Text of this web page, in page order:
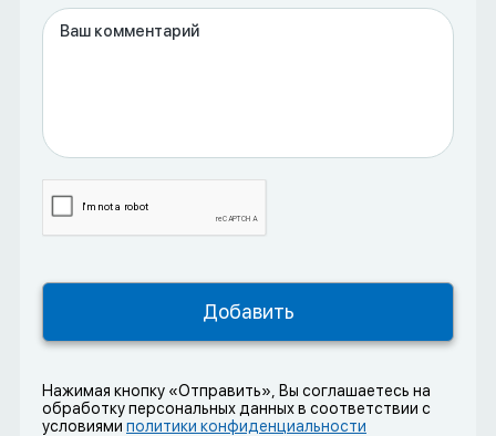
Нажимая кнопку «Отправить», Вы соглашаетесь на
обработку персональных данных в соответствии с
условиями политики конфиденциальности